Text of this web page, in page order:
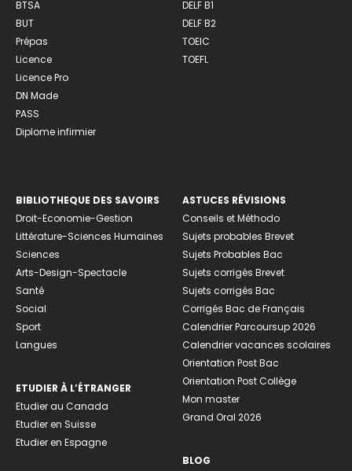
BTSA
BUT
Prépas
Licence
Licence Pro
DN Made
PASS
Diplome infirmier
DELF B1
DELF B2
TOEIC
TOEFL
BIBLIOTHEQUE DES SAVOIRS
Droit-Economie-Gestion
Littérature-Sciences Humaines
Sciences
Arts-Design-Spectacle
Santé
Social
Sport
Langues
ETUDIER À L’ÉTRANGER
Etudier au Canada
Etudier en Suisse
Etudier en Espagne
ASTUCES RÉVISIONS
Conseils et Méthodo
Sujets probables Brevet
Sujets Probables Bac
Sujets corrigés Brevet
Sujets corrigés Bac
Corrigés Bac de Français
Calendrier Parcoursup 2026
Calendrier vacances scolaires
Orientation Post Bac
Orientation Post Collège
Mon master
Grand Oral 2026
BLOG